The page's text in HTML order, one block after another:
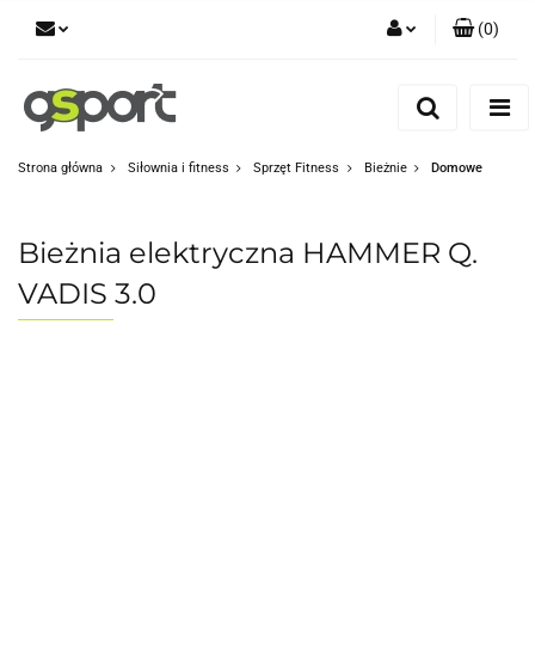
Dodaj zgłoszenie
(0)
Strona główna Siłownia i fitness Sprzęt Fitness Bieżnie Domowe
Bieżnia elektryczna HAMMER Q.
VADIS 3.0